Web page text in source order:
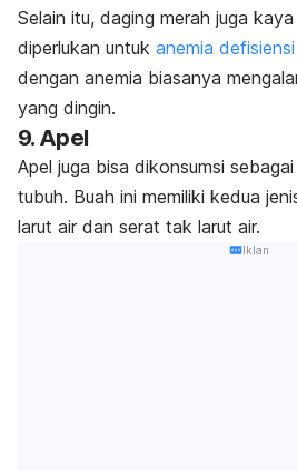
Selain itu, daging merah juga
diperlukan untuk anemia
dengan anemia biasanya
yang dingin.
9. Apel
Apel juga bisa dikonsumsi
tubuh. Buah ini memiliki kedua
larut air dan serat tak larut air.
Iklan